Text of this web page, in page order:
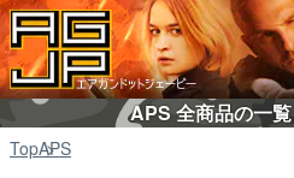
APS 全商品の一
TopAPS